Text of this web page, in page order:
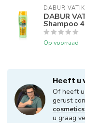
DABUR
DABUR
Shampoo
Op voorraad
Heeft u
Of heeft
gerust
u graag